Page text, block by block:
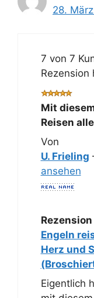
28.
7 von 7
Rezension
Mit
Reisen
Von
U. Frieling
ansehen
Engeln
Herz und
Eigentlich